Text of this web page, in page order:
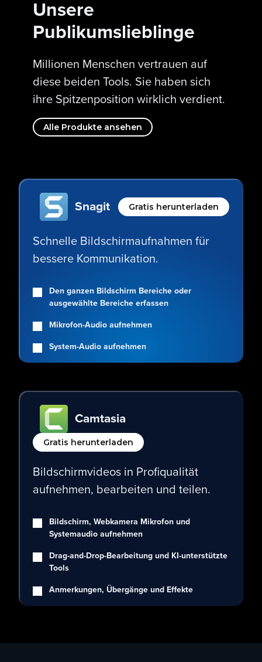
Unsere
Publikumslieblinge
Millionen Menschen vertrauen auf
diese beiden Tools. Sie haben sich
ihre Spitzenposition wirklich verdient.
Alle Produkte ansehen
Snagit Gratis herunterladen
Schnelle Bildschirmaufnahmen für
bessere Kommunikation.
Den ganzen Bildschirm Bereiche oder
ausgewählte Bereiche erfassen
Mikrofon-Audio aufnehmen
System-Audio aufnehmen
Camtasia
Gratis herunterladen
Bildschirmvideos in Profiqualität
aufnehmen, bearbeiten und teilen.
Bildschirm, Webkamera Mikrofon und
Systemaudio aufnehmen
Drag-and-Drop-Bearbeitung und KI-unterstützte
Tools
Anmerkungen, Übergänge und Effekte